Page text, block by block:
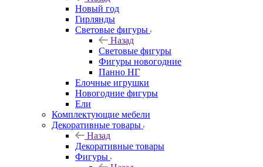
Новый год
Гирлянды
Световые фигуры
Назад
Световые фигуры
Фигуры новогодние
Панно НГ
Елочные игрушки
Новогодние фигуры
Ели
Комплектующие мебели
Декоративные товары
Назад
Декоративные товары
Фигуры